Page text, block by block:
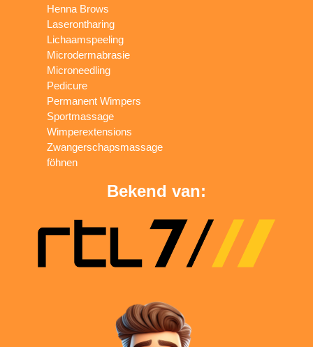
Henna Brows
Laserontharing
Lichaamspeeling
Microdermabrasie
Microneedling
Pedicure
Permanent Wimpers
Sportmassage
Wimperextensions
Zwangerschapsmassage
föhnen
Bekend van: